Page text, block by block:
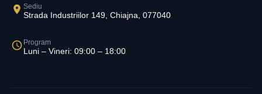
Sediu
Strada Industriilor 149, Chiajna, 077040
Program
Luni – Vineri: 09:00 – 18:00